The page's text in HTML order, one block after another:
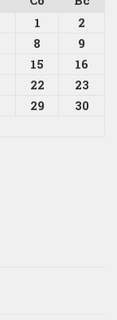
1
2
8
9
15
16
22
23
29
30